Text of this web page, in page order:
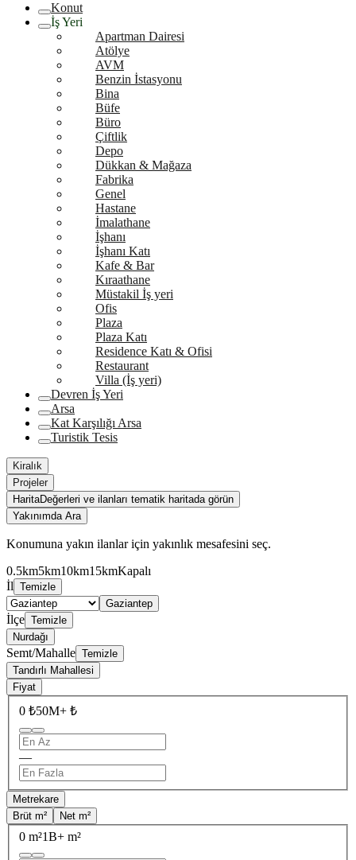
Konut
İş Yeri
Apartman Dairesi
Atölye
AVM
Benzin İstasyonu
Bina
Büfe
Büro
Çiftlik
Depo
Dükkan & Mağaza
Fabrika
Genel
Hastane
İmalathane
İşhanı
İşhanı Katı
Kafe & Bar
Kıraathane
Müstakil İş yeri
Ofis
Plaza
Plaza Katı
Residence Katı & Ofisi
Restaurant
Villa (İş yeri)
Devren İş Yeri
Arsa
Kat Karşılığı Arsa
Turistik Tesis
Kiralık
Projeler
HaritaDeğerleri ve ilanları tematik haritada görün
Yakınımda Ara
Konumuna yakın ilanlar için yakınlık mesafesini seç.
0.5km5km10km15kmKapalı
İl Temizle
Gaziantep
İlçe Temizle
Nurdağı
Semt/Mahalle Temizle
Tandırlı Mahallesi
Fiyat
0 ₺50M+ ₺
—
Metrekare
Brüt m²
Net m²
0 m²1B+ m²